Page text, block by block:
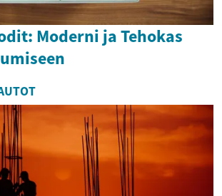
Moderni ja Tehokas